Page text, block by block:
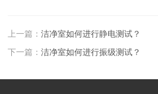
上一篇：洁净室如何进行静电测试？
下一篇：洁净室如何进行振级测试？